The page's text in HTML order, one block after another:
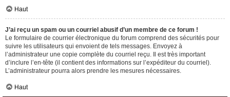
Haut
J’ai reçu un spam ou un courriel abusif d’un membre de ce forum !
Le formulaire de courrier électronique du forum comprend des sécurités pour
suivre les utilisateurs qui envoient de tels messages. Envoyez à
l’administrateur une copie complète du courriel reçu. Il est très important
d’inclure l’en-tête (il contient des informations sur l’expéditeur du courriel).
L’administrateur pourra alors prendre les mesures nécessaires.
Haut